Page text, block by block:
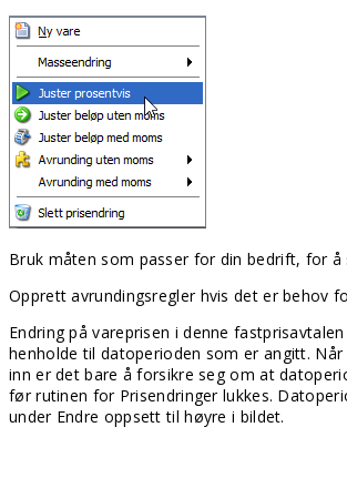
Bruk måten som passer for din bedrift, for å
Opprett avrundingsregler hvis det er behov
Endring på vareprisen i denne
henholde til datoperioden som er angitt.
inn er det bare å forsikre seg om at
før rutinen for Prisendringer lukkes.
under Endre oppsett til høyre i bildet.